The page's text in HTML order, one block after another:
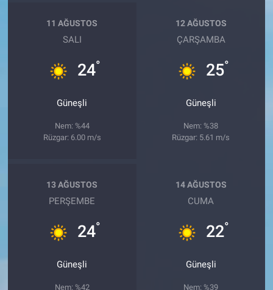
11 AĞUSTOS
SALI
24°
Güneşli
Nem: %44
Rüzgar: 6.00 m/s
12 AĞUSTOS
ÇARŞAMBA
25°
Güneşli
Nem: %38
Rüzgar: 5.61 m/s
13 AĞUSTOS
PERŞEMBE
24°
Güneşli
Nem: %42
14 AĞUSTOS
CUMA
22°
Güneşli
Nem: %39